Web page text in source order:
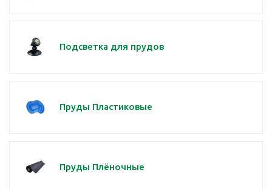
Подсветка для прудов
Пруды Пластиковые
Пруды Плёночные